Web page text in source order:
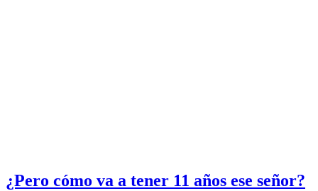
¿Pero cómo va a tener 11 años ese señor?